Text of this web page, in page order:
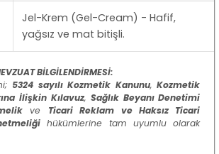
Jel-Krem (Gel-Cream) - Hafif,
yağsız ve mat bitişli.
BİLGİLENDİRMESİ:
5324 sayılı Kozmetik Kanunu,Kozmetik
İlişkin Kılavuz, Sağlık Beyanı Denetimi
ve Ticari Reklam ve Haksız Ticari
hükümlerine tam uyumlu olarak